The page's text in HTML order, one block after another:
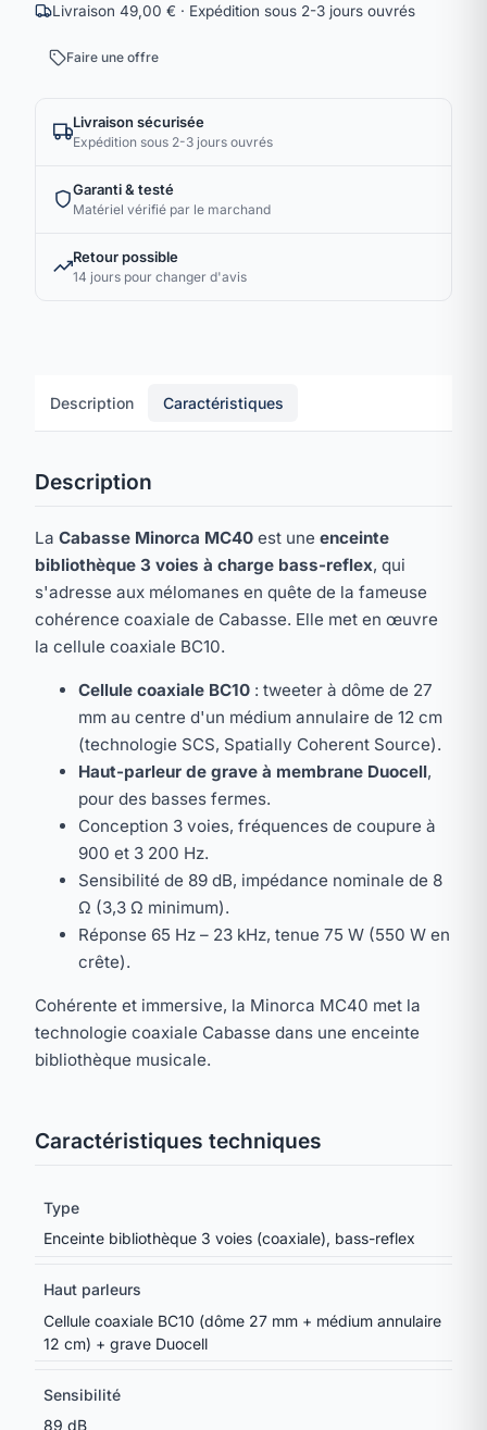
Livraison 49,00 € · Expédition sous 2-3 jours ouvrés
Faire une offre
Livraison sécurisée
Expédition sous 2-3 jours ouvrés
Garanti & testé
Matériel vérifié par le marchand
Retour possible
14 jours pour changer d'avis
Description Caractéristiques
Description
La Cabasse Minorca MC40 est une enceinte
bibliothèque 3 voies à charge bass-reflex, qui
s'adresse aux mélomanes en quête de la fameuse
cohérence coaxiale de Cabasse. Elle met en œuvre
la cellule coaxiale BC10.
Cellule coaxiale BC10 : tweeter à dôme de 27
mm au centre d'un médium annulaire de 12 cm
(technologie SCS, Spatially Coherent Source).
Haut-parleur de grave à membrane Duocell,
pour des basses fermes.
Conception 3 voies, fréquences de coupure à
900 et 3 200 Hz.
Sensibilité de 89 dB, impédance nominale de 8
Ω (3,3 Ω minimum).
Réponse 65 Hz – 23 kHz, tenue 75 W (550 W en
crête).
Cohérente et immersive, la Minorca MC40 met la
technologie coaxiale Cabasse dans une enceinte
bibliothèque musicale.
Caractéristiques techniques
Type
Enceinte bibliothèque 3 voies (coaxiale), bass-reflex
Haut parleurs
Cellule coaxiale BC10 (dôme 27 mm + médium annulaire
12 cm) + grave Duocell
Sensibilité
89 dB